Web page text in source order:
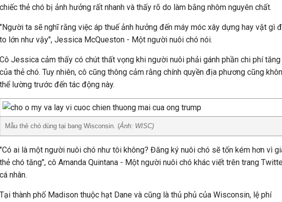
chiếc thẻ chó bị ảnh hưởng rất nhanh và thấy rõ do làm bằng nhôm nguyên chất.
"Người ta sẽ nghĩ rằng việc áp thuế ảnh hưởng đến máy móc xây dựng hay vật gì
to lớn như vậy", Jessica McQueston - Một người nuôi chó nói.
Cô Jessica cảm thấy có chút thất vọng khi người nuôi phải gánh phần chi phí tăng
của thẻ chó. Tuy nhiên, cô cũng thông cảm rằng chính quyền địa phương cũng
thể lường trước đến tác động này.
Mẫu thẻ chó dùng tại bang Wisconsin. (Ảnh: WISC)
"Có ai là một người nuôi chó như tôi không? Đăng ký nuôi chó sẽ tốn kém hơn vì
thẻ chó tăng", cô Amanda Quintana - Một người nuôi chó khác viết trên trang
cá nhân.
Tại thành phố Madison thuộc hạt Dane và cũng là thủ phủ của Wisconsin, lệ phí